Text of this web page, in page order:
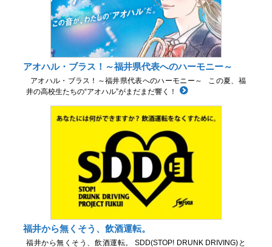
アオハル・ブラス！～福井県代表へのハーモニー～
アオハル・ブラス！～福井県代表へのハーモニー～ この夏、福
井の高校生たちの“アオハル”がまだまだ響く！
福井から無くそう、飲酒運転。
福井から無くそう、飲酒運転。 SDD(STOP! DRUNK DRIVING)と